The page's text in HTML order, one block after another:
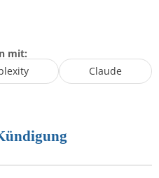
mit:
Claude